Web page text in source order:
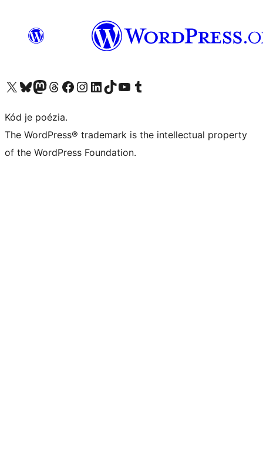
Navštívte náš účet na X (predtým Twitter)
Navštívte náš účet na platforme Bluesky
Navštívte náš účet na Mastodone
Navštívte náš účet na platforme Threads
Navštívte našu stránku na Facebooku
Navštívte náš účet Instagram
Navštívte náš účet LinkedIn
Navštívte náš účet na platforme TikTok
Navštívte náš kanál YouTube
Navštívte náš účet na platforme Tumblr
Kód je poézia.
The WordPress® trademark is the intellectual property
of the WordPress Foundation.